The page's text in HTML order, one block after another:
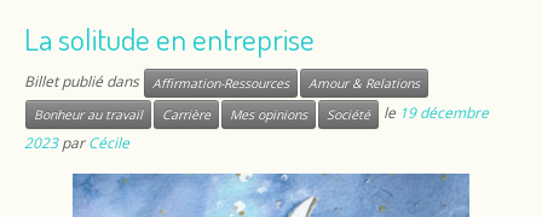
La solitude en entreprise
Billet publié dans Affirmation-Ressources
Amour & Relations
Bonheur au travail
Carrière Mes opinions Société le 19 décembre
2023 parCécile